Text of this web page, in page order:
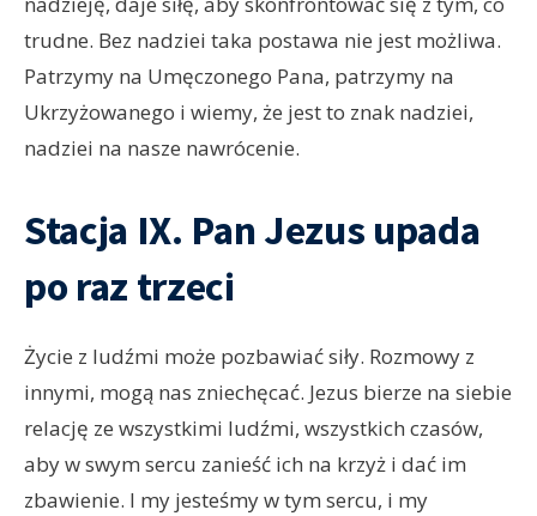
trudne. Bez nadziei taka postawa nie jest możliwa.
Patrzymy na Umęczonego Pana, patrzymy na
Ukrzyżowanego i wiemy, że jest to znak nadziei,
nadziei na nasze nawrócenie.
Stacja IX. Pan Jezus upada
po raz trzeci
Życie z ludźmi może pozbawiać siły. Rozmowy z
innymi, mogą nas zniechęcać. Jezus bierze na siebie
relację ze wszystkimi ludźmi, wszystkich czasów,
aby w swym sercu zanieść ich na krzyż i dać im
zbawienie. I my jesteśmy w tym sercu, i my